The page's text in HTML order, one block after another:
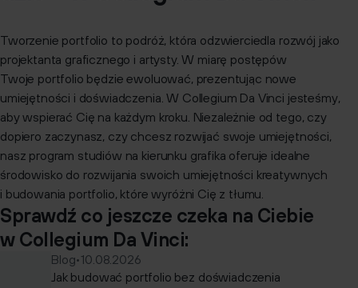
Tworzenie portfolio to podróż, która odzwierciedla rozwój jako
projektanta graficznego i artysty. W miarę postępów
Twoje portfolio będzie ewoluować, prezentując nowe
umiejętności i doświadczenia. W Collegium Da Vinci jesteśmy,
aby wspierać Cię na każdym kroku. Niezależnie od tego, czy
dopiero zaczynasz, czy chcesz rozwijać swoje umiejętności,
nasz program studiów na kierunku grafika oferuje idealne
środowisko do rozwijania swoich umiejętności kreatywnych
i budowania portfolio, które wyróżni Cię z tłumu.
Sprawdź co jeszcze czeka na Ciebie
w Collegium Da Vinci:
Blog•10.08.2026
Jak budować portfolio bez doświadczenia